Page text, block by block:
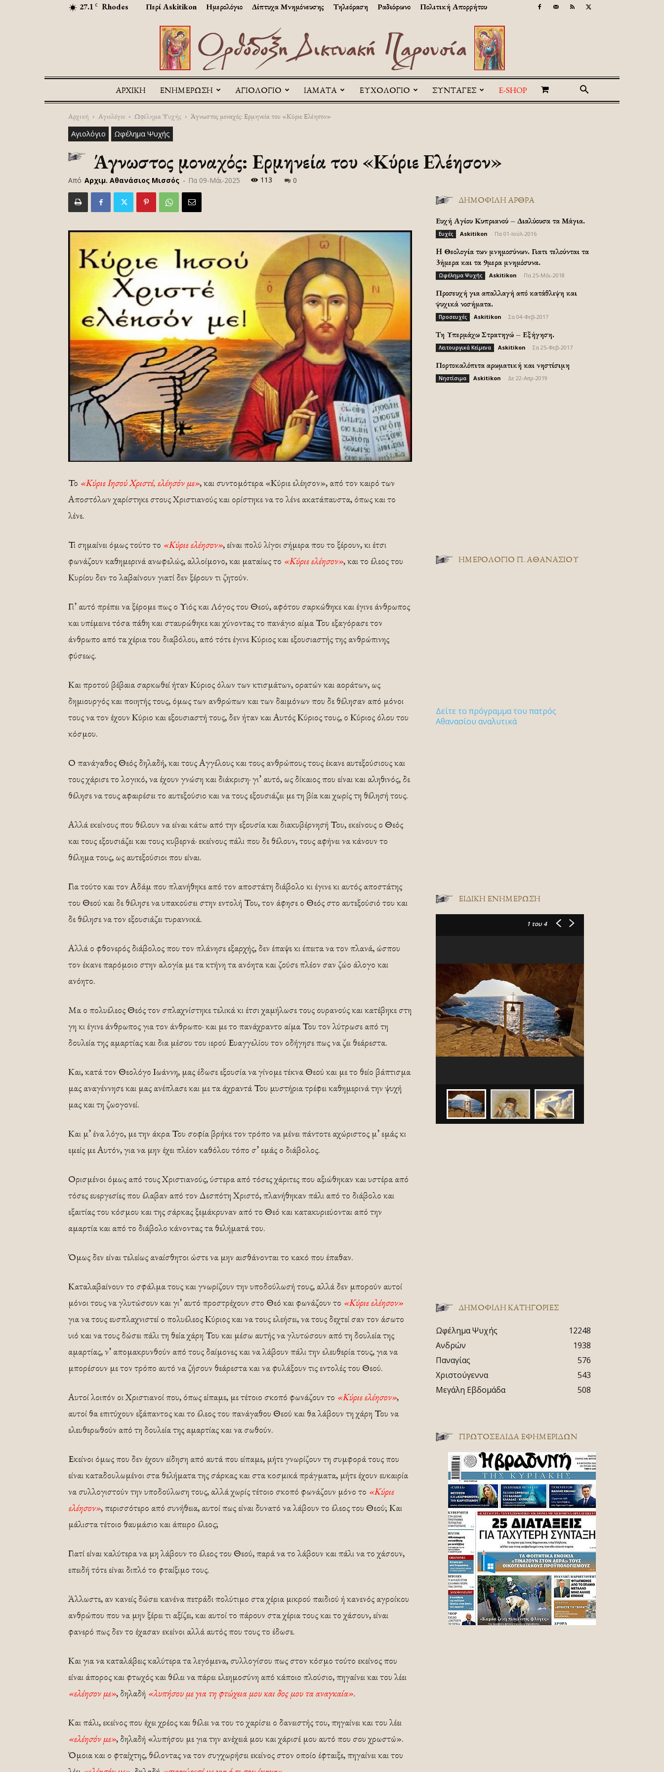
27.1 C Rhodes Περί Askitikon Ημερολόγιο Δίπτυχα Μνημόνευσης Τηλεόραση Ραδιόφωνο Πολιτική Απορρήτου
Askitikon
ΑΡΧΙΚΉ ΕΝΗΜΕΡΩΣΗ ΑΓΙΟΛΟΓΙΟ ΙΑΜΑΤΑ ΕΥΧΟΛΟΓΙΟ ΣΥΝΤΑΓΕΣ E-SHOP
Αρχική Αγιολόγιο Ωφέλημα Ψυχής Άγνωστος μοναχός: Ερμηνεία του «Κύριε Ελέησον»
Αγιολόγιο Ωφέλημα Ψυχής
Άγνωστος μοναχός: Ερμηνεία του «Κύριε Ελέησον»
Από Αρχιμ. Αθανάσιος Μισσός - Πα 09-Μάι-2025 113 0
Το «Κύριε Ιησού Χριστέ, ελέησόν με», και συντομότερα «Κύριε ελέησον», από τον καιρό των
Αποστόλων χαρίστηκε στους Χριστιανούς και ορίστηκε να το λένε ακατάπαυστα, όπως και το
λένε.
Τι σημαίνει όμως τούτο το «Κύριε ελέησον», είναι πολύ λίγοι σήμερα που το ξέρουν, κι έτσι
φωνάζουν καθημερινά ανωφελώς, αλλοίμονο, και ματαίως το «Κύριε ελέησον», και το έλεος του
Κυρίου δεν το λαβαίνουν γιατί δεν ξέρουν τι ζητούν.
Γι’ αυτό πρέπει να ξέρομε πως ο Υιός και Λόγος του Θεού, αφότου σαρκώθηκε και έγινε άνθρωπος
και υπέμεινε τόσα πάθη και σταυρώθηκε και χύνοντας το πανάγιο αίμα Του εξαγόρασε τον
άνθρωπο από τα χέρια του διαβόλου, από τότε έγινε Κύριος και εξουσιαστής της ανθρώπινης
φύσεως.
Και προτού βέβαια σαρκωθεί ήταν Κύριος όλων των κτισμάτων, ορατών και αοράτων, ως
δημιουργός και ποιητής τους, όμως των ανθρώπων και των δαιμόνων που δε θέλησαν από μόνοι
τους να τον έχουν Κύριο και εξουσιαστή τους, δεν ήταν και Αυτός Κύριος τους, ο Κύριος όλου του
κόσμου.
Ο πανάγαθος Θεός δηλαδή, και τους Αγγέλους και τους ανθρώπους τους έκανε αυτεξούσιους και
τους χάρισε το λογικό, να έχουν γνώση και διάκριση· γι’ αυτό, ως δίκαιος που είναι και αληθινός, δε
θέλησε να τους αφαιρέσει το αυτεξούσιο και να τους εξουσιάζει με τη βία και χωρίς τη θέλησή τους.
Αλλά εκείνους που θέλουν να είναι κάτω από την εξουσία και διακυβέρνησή Του, εκείνους ο Θεός
και τους εξουσιάζει και τους κυβερνά· εκείνους πάλι που δε θέλουν, τους αφήνει να κάνουν το
θέλημα τους, ως αυτεξούσιοι που είναι.
Για τούτο και τον Αδάμ που πλανήθηκε από τον αποστάτη διάβολο κι έγινε κι αυτός αποστάτης
του Θεού και δε θέλησε να υπακούσει στην εντολή Του, τον άφησε ο Θεός στο αυτεξούσιό του και
δε θέλησε να τον εξουσιάζει τυραννικά.
Αλλά ο φθονερός διάβολος που τον πλάνησε εξαρχής, δεν έπαψε κι έπειτα να τον πλανά, ώσπου
τον έκανε παρόμοιο στην αλογία με τα κτήνη τα ανόητα και ζούσε πλέον σαν ζώο άλογο και
ανόητο.
Μα ο πολυέλεος Θεός τον σπλαχνίστηκε τελικά κι έτσι χαμήλωσε τους ουρανούς και κατέβηκε στη
γη κι έγινε άνθρωπος για τον άνθρωπο· και με το πανάχραντο αίμα Του τον λύτρωσε από τη
δουλεία της αμαρτίας και δια μέσου του ιερού Ευαγγελίου τον οδήγησε πως να ζει θεάρεστα.
Και, κατά τον Θεολόγο Ιωάννη, μας έδωσε εξουσία να γίνομε τέκνα Θεού και με το θείο βάπτισμα
μας αναγέννησε και μας ανέπλασε και με τα άχραντά Του μυστήρια τρέφει καθημερινά την ψυχή
μας και τη ζωογονεί.
Και μ’ ένα λόγο, με την άκρα Του σοφία βρήκε τον τρόπο να μένει πάντοτε αχώριστος μ’ εμάς κι
εμείς με Αυτόν, για να μην έχει πλέον καθόλου τόπο σ’ εμάς ο διάβολος.
Ορισμένοι όμως από τους Χριστιανούς, ύστερα από τόσες χάριτες που αξιώθηκαν και υστέρα από
τόσες ευεργεσίες που έλαβαν από τον Δεσπότη Χριστό, πλανήθηκαν πάλι από το διάβολο και
εξαιτίας του κόσμου και της σάρκας ξεμάκρυναν από το Θεό και κατακυριεύονται από την
αμαρτία και από το διάβολο κάνοντας τα θελήματά του.
Όμως δεν είναι τελείως αναίσθητοι ώστε να μην αισθάνονται το κακό που έπαθαν.
Καταλαβαίνουν το σφάλμα τους και γνωρίζουν την υποδούλωσή τους, αλλά δεν μπορούν αυτοί
μόνοι τους να γλυτώσουν και γι’ αυτό προστρέχουν στο Θεό και φωνάζουν το «Κύριε ελέησον»
για να τους ευσπλαχνιστεί ο πολυέλεος Κύριος και να τους ελεήσει, να τους δεχτεί σαν τον άσωτο
υιό και να τους δώσει πάλι τη θεία χάρη Του και μέσω αυτής να γλυτώσουν από τη δουλεία της
αμαρτίας, ν’ απομακρυνθούν από τους δαίμονες και να λάβουν πάλι την ελευθερία τους, για να
μπορέσουν με τον τρόπο αυτό να ζήσουν θεάρεστα και να φυλάξουν τις εντολές του Θεού.
Αυτοί λοιπόν οι Χριστιανοί που, όπως είπαμε, με τέτοιο σκοπό φωνάζουν το «Κύριε ελέησον»,
αυτοί θα επιτύχουν εξάπαντος και το έλεος του πανάγαθου Θεού και θα λάβουν τη χάρη Του να
ελευθερωθούν από τη δουλεία της αμαρτίας και να σωθούν.
Εκείνοι όμως που δεν έχουν είδηση από αυτά που είπαμε, μήτε γνωρίζουν τη συμφορά τους που
είναι καταδουλωμένοι στα θελήματα της σάρκας και στα κοσμικά πράγματα, μήτε έχουν ευκαιρία
να συλλογιστούν την υποδούλωση τους, αλλά χωρίς τέτοιο σκοπό φωνάζουν μόνο το «Κύριε
ελέησον», περισσότερο από συνήθεια, αυτοί πως είναι δυνατό να λάβουν το έλεος του Θεού; Και
μάλιστα τέτοιο θαυμάσιο και άπειρο έλεος;
Γιατί είναι καλύτερα να μη λάβουν το έλεος του Θεού, παρά να το λάβουν και πάλι να το χάσουν,
επειδή τότε είναι διπλό το φταίξιμο τους.
Άλλωστε, αν κανείς δώσει κανένα πετράδι πολύτιμο στα χέρια μικρού παιδιού ή κανενός αγροίκου
ανθρώπου που να μην ξέρει τι αξίζει, και αυτοί το πάρουν στα χέρια τους και το χάσουν, είναι
φανερό πως δεν το έχασαν εκείνοι αλλά αυτός που τους το έδωσε.
Και για να καταλάβεις καλύτερα τα λεγόμενα, συλλογίσου πως στον κόσμο τούτο εκείνος που
είναι άπορος και φτωχός και θέλει να πάρει ελεημοσύνη από κάποιο πλούσιο, πηγαίνει και του λέει
«ελέησον με», δηλαδή «λυπήσου με για τη φτώχεια μου και δος μου τα αναγκαία».
Και πάλι, εκείνος που έχει χρέος και θέλει να του το χαρίσει ο δανειστής του, πηγαίνει και του λέει
«ελέησόν με», δηλαδή «λυπήσου με για την ανέχειά μου και χάρισέ μου αυτό που σου χρωστώ».
Όμοια και ο φταίχτης, θέλοντας να τον συγχωρήσει εκείνος στον οποίο έφταιξε, πηγαίνει και του
ΔΗΜΟΦΙΛΗ ΑΡΘΡΑ
Ευχή Αγίου Κυπριανού – Διαλύουσα τα Μάγια.
Ευχές Askitikon Πα 01-Ιούλ-2016
H Θεολογία των μνημοσύνων. Γιατι τελούνται τα
3ήμερα και τα 9μερα μνημόσυνα.
Ωφέλημα Ψυχής Askitikon Πα 25-Μάι-2018
Προσευχή για απαλλαγή από κατάθλιψη και
ψυχικά νοσήματα.
Προσευχές Askitikon Σα 04-Φεβ-2017
Τη Υπερμάχω Στρατηγώ – Εξήγηση.
Λειτουργικά Κείμενα Askitikon Σα 25-Φεβ-2017
Πορτοκαλόπιτα αρωματική και νηστίσιμη
Νηστίσιμα Askitikon Δε 22-Απρ-2019
ΗΜΕΡΟΛΟΓΙΟ Π. ΑΘΑΝΑΣΙΟΥ
Δείτε το πρόγραμμα του πατρός
Αθανασίου αναλυτικά
ΕΙΔΙΚΉ ΕΝΗΜΈΡΩΣΗ
1 του 4
ΔΗΜΟΦΙΛΗ ΚΑΤΗΓΟΡΙΕΣ
Ωφέλημα Ψυχής
12248
Ανδρών
1938
Παναγίας
576
Χριστούγεννα
543
Μεγάλη Εβδομάδα
508
ΠΡΩΤΟΣΈΛΙΔΑ ΕΦΗΜΕΡΊΔΩΝ